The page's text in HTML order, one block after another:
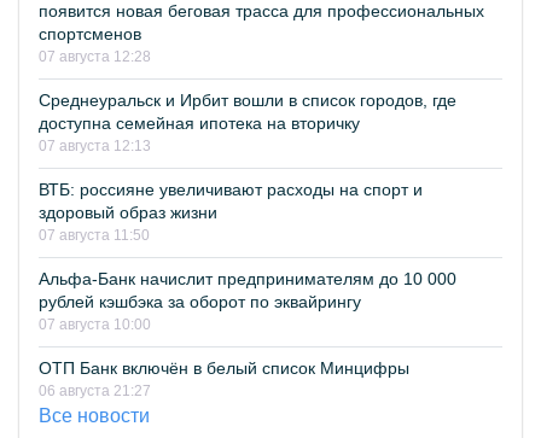
появится новая беговая трасса для профессиональных
спортсменов
07 августа 12:28
Среднеуральск и Ирбит вошли в список городов, где
доступна семейная ипотека на вторичку
07 августа 12:13
ВТБ: россияне увеличивают расходы на спорт и
здоровый образ жизни
07 августа 11:50
Альфа-Банк начислит предпринимателям до 10 000
рублей кэшбэка за оборот по эквайрингу
07 августа 10:00
ОТП Банк включён в белый список Минцифры
06 августа 21:27
Все новости